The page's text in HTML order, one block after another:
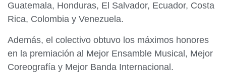
Guatemala, Honduras, El Salvador, Ecuador, Costa
Rica, Colombia y Venezuela.
Además, el colectivo obtuvo los máximos honores
en la premiación al Mejor Ensamble Musical, Mejor
Coreografía y Mejor Banda Internacional.